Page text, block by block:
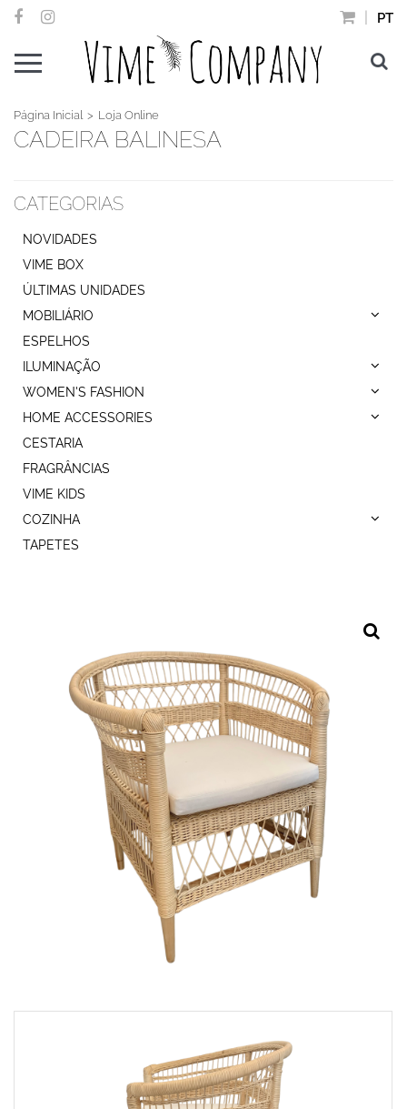
PT
Página Inicial Loja Online
CADEIRA BALINESA
CATEGORIAS
NOVIDADES
VIME BOX
ÚLTIMAS UNIDADES
MOBILIÁRIO
ESPELHOS
ILUMINAÇÃO
WOMEN'S FASHION
HOME ACCESSORIES
CESTARIA
FRAGRÂNCIAS
VIME KIDS
COZINHA
TAPETES